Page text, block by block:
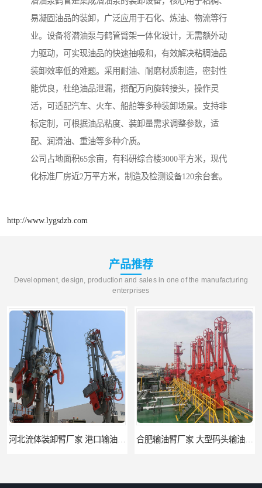
易凝固油品的装卸，广泛应用于石化、炼油、物流等行
业。设备将潜油泵与鹤管臂架一体化设计，无需额外动
力驱动，可实现油品的快速抽吸和，有效解决粘稠油品
装卸效率低的难题。采用耐油、耐磨材质制造，密封性
能优良，杜绝油品泄漏，搭配万向旋转接头，操作灵
活，可适配汽车、火车、船舶等多种装卸场景。支持非
标定制，可根据油品粘度、装卸量需求调整参数，适
配、润滑油、重油等多种介质。
公司占地面积65余亩，有科研综合楼3000平方米，现代
化标准厂房近2万平方米，制造及检测设备120余台套。
http://www.lygsdzb.com
产品推荐
Development, design, production and sales in one of the manufacturing
enterprises
河北流体装卸臂厂家 港口输油臂 节能环保 合肥输油臂厂家 大型码头输油臂 输油臂安装